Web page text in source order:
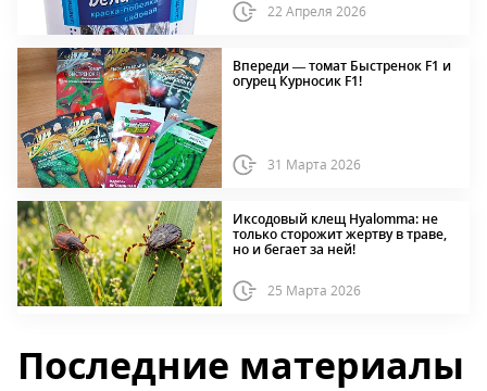
22 Апреля 2026
Впереди — томат Быстренок F1 и
огурец Курносик F1!
31 Марта 2026
Иксодовый клещ Hyalomma: не
только сторожит жертву в траве,
но и бегает за ней!
25 Марта 2026
Последние материалы